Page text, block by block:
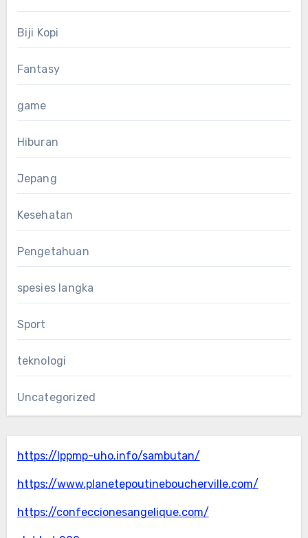
Biji Kopi
Fantasy
game
Hiburan
Jepang
Kesehatan
Pengetahuan
spesies langka
Sport
teknologi
Uncategorized
https://lppmp-uho.info/sambutan/
https://www.planetepoutineboucherville.com/
https://confeccionesangelique.com/